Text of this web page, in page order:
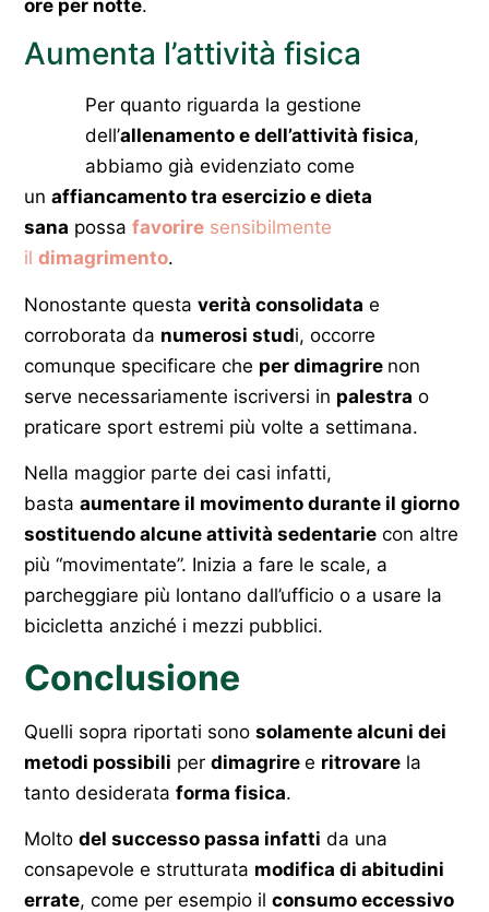
ore per notte.
Aumenta l’attività fisica
Per quanto riguarda la gestione
dell’allenamento e dell’attività fisica,
abbiamo già evidenziato come
un affiancamento tra esercizio e dieta
sana possa favorire sensibilmente
il dimagrimento.
Nonostante questa verità consolidata e
corroborata da numerosi studi, occorre
comunque specificare che per dimagrire non
serve necessariamente iscriversi in palestra o
praticare sport estremi più volte a settimana.
Nella maggior parte dei casi infatti,
basta aumentare il movimento durante il giorno
sostituendo alcune attività sedentarie con altre
più “movimentate”. Inizia a fare le scale, a
parcheggiare più lontano dall’ufficio o a usare la
bicicletta anziché i mezzi pubblici.
Conclusione
Quelli sopra riportati sono solamente alcuni dei
metodi possibili per dimagrire e ritrovare la
tanto desiderata forma fisica.
Molto del successo passa infatti da una
consapevole e strutturata modifica di abitudini
errate, come per esempio il consumo eccessivo